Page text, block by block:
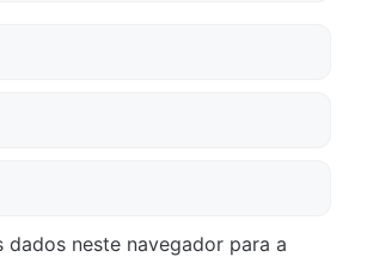
dados neste navegador para a